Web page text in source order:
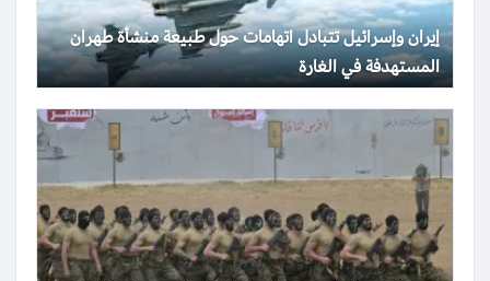
إيران وإسرائيل تتبادل اتهامات حول طبيعة منشأة طهران
المستهدفة في الغارة